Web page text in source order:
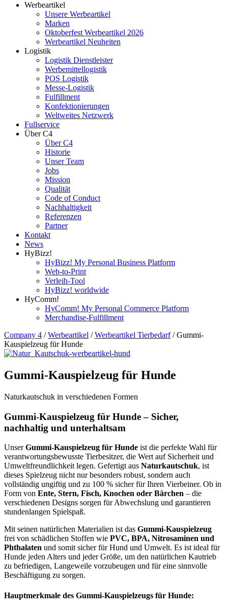
Werbeartikel
Unsere Werbeartikel
Marken
Oktoberfest Werbeartikel 2026
Werbeartikel Neuheiten
Logistik
Logistik Dienstleister
Werbemittellogistik
POS Logistik
Messe-Logistik
Fulfillment
Konfektionierungen
Weltweites Netzwerk
Fullservice
Über C4
Über C4
Historie
Unser Team
Jobs
Mission
Qualität
Code of Conduct
Nachhaltigkeit
Referenzen
Partner
Kontakt
News
HyBizz!
HyBizz! My Personal Business Platform
Web-to-Print
Verleih-Tool
HyBizz! worldwide
HyComm!
HyComm! My Personal Commerce Platform
Merchandise-Fulfillment
Company 4 / Werbeartikel / Werbeartikel Tierbedarf / Gummi-
Kauspielzeug für Hunde
Gummi-Kauspielzeug für Hunde
Naturkautschuk in verschiedenen Formen
Gummi-Kauspielzeug für Hunde – Sicher,
nachhaltig und unterhaltsam
UnserGummi-Kauspielzeug für Hunde ist die perfekte Wahl für
verantwortungsbewusste Tierbesitzer, die Wert auf Sicherheit und
Umweltfreundlichkeit legen. Gefertigt aus Naturkautschuk, ist
dieses Spielzeug nicht nur besonders robust, sondern auch
vollständig ungiftig und zu 100 % sicher für Ihren Vierbeiner. Ob in
Form von Ente, Stern, Fisch, Knochen oder Bärchen – die
verschiedenen Designs sorgen für Abwechslung und garantieren
stundenlangen Spielspaß.
Mit seinen natürlichen Materialien ist das Gummi-Kauspielzeug
frei von schädlichen Stoffen wie PVC, BPA, Nitrosaminen und
Phthalaten und somit sicher für Hund und Umwelt. Es ist ideal für
Hunde jeden Alters und jeder Größe, um den natürlichen Kautrieb
zu befriedigen, Langeweile vorzubeugen und für eine sinnvolle
Beschäftigung zu sorgen.
Hauptmerkmale des Gummi-Kauspielzeugs für Hunde: